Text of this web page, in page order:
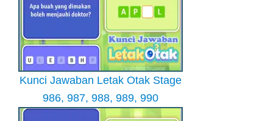
Kunci Jawaban Letak Otak Stage
986, 987, 988, 989, 990